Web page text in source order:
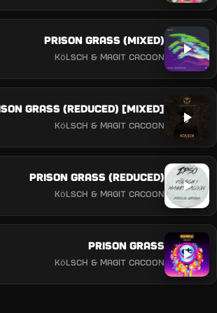
Prison Grass (Mixed)
Kölsch & Magit Cacoon
Grass (Reduced) [Mixed]
Kölsch & Magit Cacoon
Prison Grass (Reduced)
Kölsch & Magit Cacoon
Prison Grass
Kölsch & Magit Cacoon